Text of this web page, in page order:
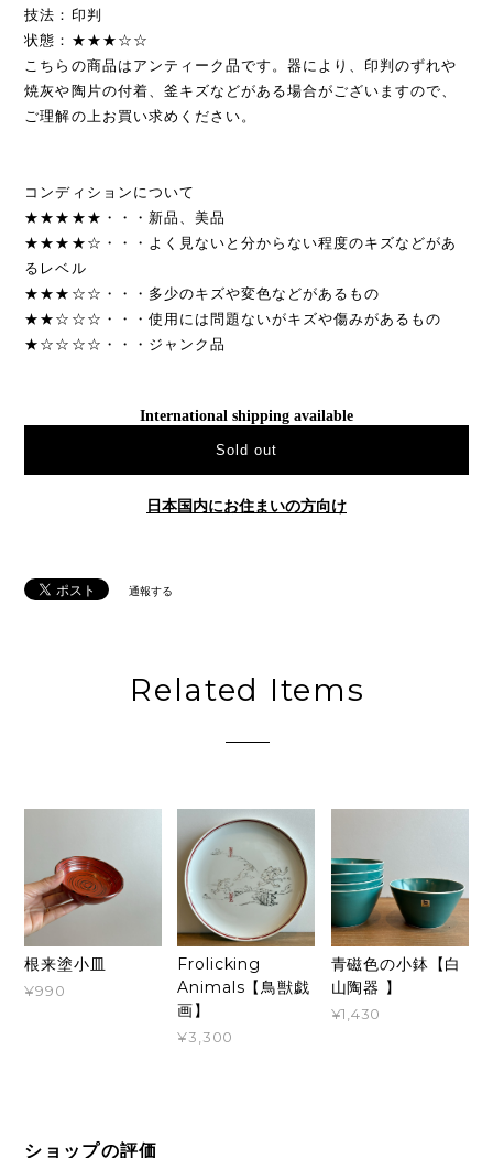
技法：印判
状態：★★★☆☆
こちらの商品はアンティーク品です。器により、印判のずれや
焼灰や陶片の付着、釜キズなどがある場合がございますので、
ご理解の上お買い求めください。
コンディションについて
★★★★★・・・新品、美品
★★★★☆・・・よく見ないと分からない程度のキズなどがあ
るレベル
★★★☆☆・・・多少のキズや変色などがあるもの
★★☆☆☆・・・使用には問題ないがキズや傷みがあるもの
★☆☆☆☆・・・ジャンク品
International shipping available
Sold out
日本国内にお住まいの方向け
通報する
Related Items
根来塗小皿
¥990
Frolicking
Animals【鳥獣戯
画】
¥3,300
青磁色の小鉢【白
山陶器 】
¥1,430
ショップの評価